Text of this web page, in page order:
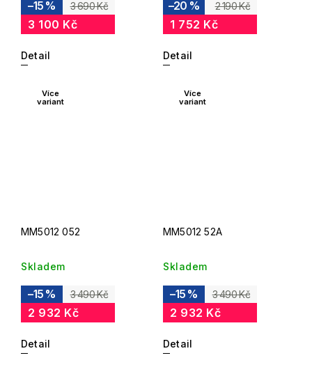
3 690 Kč
–15 %
3 100 Kč
Detail
2 190 Kč
–20 %
1 752 Kč
Detail
Více
variant
MM5012 052
Skladem
3 490 Kč
–15 %
2 932 Kč
Detail
Více
variant
MM5012 52A
Skladem
3 490 Kč
–15 %
2 932 Kč
Detail